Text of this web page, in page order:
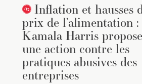
Inflation et hausses
prix de l’alimentation :
Kamala Harris propose
une action contre les
pratiques abusives des
entreprises